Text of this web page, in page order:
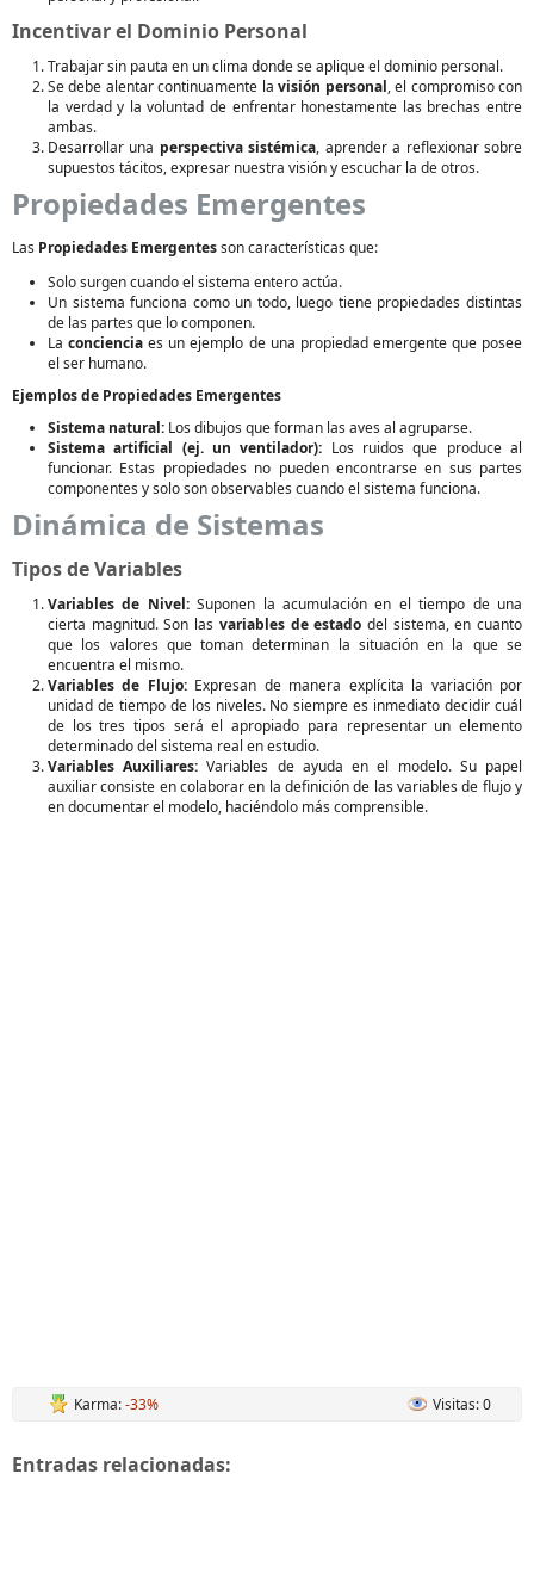
Incentivar el Dominio Personal
Trabajar sin pauta en un clima donde se aplique el dominio personal.
Se debe alentar continuamente lavisión personal, el compromiso con
la verdad y la voluntad de enfrentar honestamente las brechas entre
ambas.
Desarrollar una perspectiva sistémica, aprender a reflexionar sobre
supuestos tácitos, expresar nuestra visión y escuchar la de otros.
Propiedades Emergentes
Las Propiedades Emergentesson características que:
Solo surgen cuando el sistema entero actúa.
Un sistema funciona como un todo, luego tiene propiedades distintas
de las partes que lo componen.
Laconciencia es un ejemplo de una propiedad emergente que posee
el ser humano.
Ejemplos de Propiedades Emergentes
Sistema natural: Los dibujos que forman las aves al agruparse.
Sistema artificial (ej. un ventilador): Los ruidos que produce al
funcionar. Estas propiedades no pueden encontrarse en sus partes
componentes y solo son observables cuando el sistema funciona.
Dinámica de Sistemas
Tipos de Variables
Variables de Nivel:Suponen la acumulación en el tiempo de una
cierta magnitud. Son las variables de estado del sistema, en cuanto
que los valores que toman determinan la situación en la que se
encuentra el mismo.
Variables de Flujo:Expresan de manera explícita la variación por
unidad de tiempo de los niveles. No siempre es inmediato decidir cuál
de los tres tipos será el apropiado para representar un elemento
determinado del sistema real en estudio.
Variables Auxiliares: Variables de ayuda en el modelo. Su papel
auxiliar consiste en colaborar en la definición de las variables de flujo y
en documentar el modelo, haciéndolo más comprensible.
Karma:-33% Visitas: 0
Entradas relacionadas: